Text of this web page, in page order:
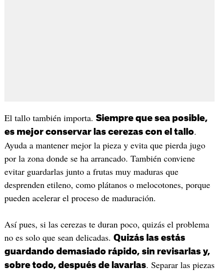
El tallo también importa. Siempre que sea posible,
es mejor conservar las cerezas con el tallo.
Ayuda a mantener mejor la pieza y evita que pierda jugo
por la zona donde se ha arrancado. También conviene
evitar guardarlas junto a frutas muy maduras que
desprenden etileno, como plátanos o melocotones, porque
pueden acelerar el proceso de maduración.
Así pues, si las cerezas te duran poco, quizás el problema
no es solo que sean delicadas. Quizás las estás
guardando demasiado rápido, sin revisarlas y,
sobre todo, después de lavarlas. Separar las piezas